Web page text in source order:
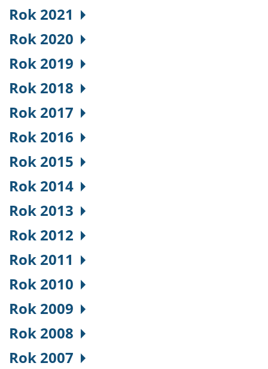
Rok 2021
Rok 2020
Rok 2019
Rok 2018
Rok 2017
Rok 2016
Rok 2015
Rok 2014
Rok 2013
Rok 2012
Rok 2011
Rok 2010
Rok 2009
Rok 2008
Rok 2007